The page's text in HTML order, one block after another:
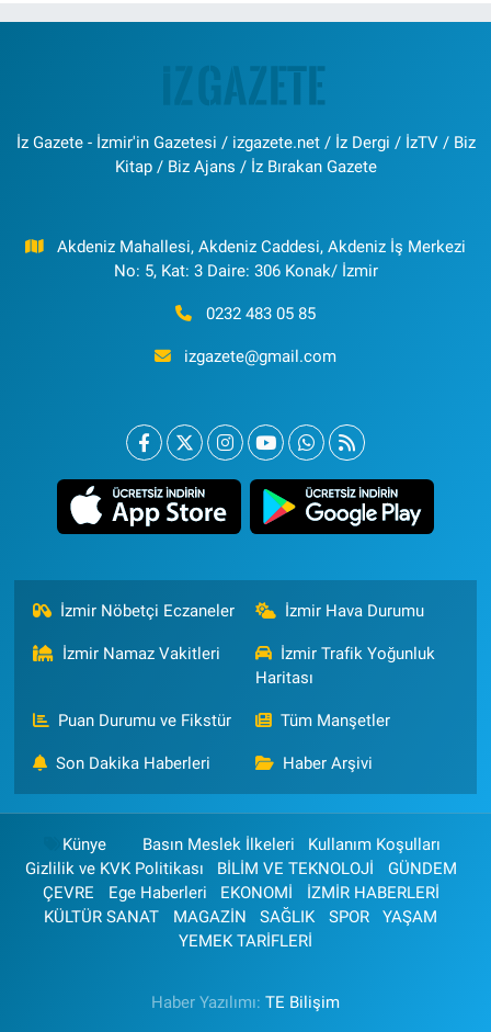
İz Gazete - İzmir'in Gazetesi / izgazete.net / İz Dergi / İzTV / Biz
Kitap / Biz Ajans / İz Bırakan Gazete
Akdeniz Mahallesi, Akdeniz Caddesi, Akdeniz İş Merkezi
No: 5, Kat: 3 Daire: 306 Konak/ İzmir
0232 483 05 85
izgazete@gmail.com
İzmir Nöbetçi Eczaneler İzmir Hava Durumu
İzmir Namaz Vakitleri
İzmir Trafik Yoğunluk
Haritası
Puan Durumu ve Fikstür Tüm Manşetler
Son Dakika Haberleri Haber Arşivi
Künye Basın Meslek İlkeleri
Kullanım Koşulları
Gizlilik ve KVK Politikası
BİLİM VE TEKNOLOJİ
GÜNDEM
ÇEVRE
Ege Haberleri EKONOMİ
İZMİR HABERLERİ
KÜLTÜR SANAT
MAGAZİN SAĞLIK SPOR
YAŞAM
YEMEK TARİFLERİ
Haber Yazılımı: TE Bilişim